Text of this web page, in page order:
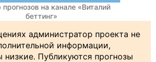
на канале «Виталий
беттинг»
администратор проекта не
информации,
низкие. Публикуются прогнозы